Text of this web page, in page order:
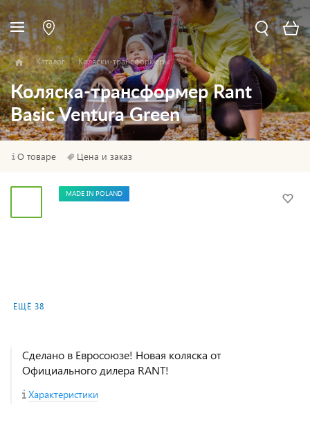
Каталог Коляски-трансформеры
Коляска-трансформер Rant
Basic Ventura Green
О товаре Цена и заказ
ЕЩЁ 38
MADE IN POLAND
Сделано в Евросоюзе! Новая коляска от
Официального дилера RANT!
Характеристики